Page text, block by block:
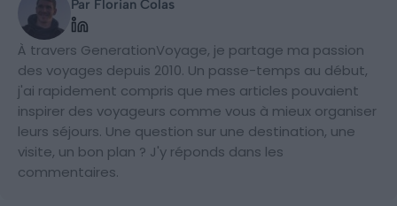
Par Florian Colas
À travers GenerationVoyage, je partage ma passion
des voyages depuis 2010. Un passe-temps au début,
j'ai rapidement compris que mes articles pouvaient
inspirer des voyageurs comme vous à mieux organiser
leurs séjours. Une question sur une destination, une
visite, un bon plan ? J'y réponds dans les
commentaires.